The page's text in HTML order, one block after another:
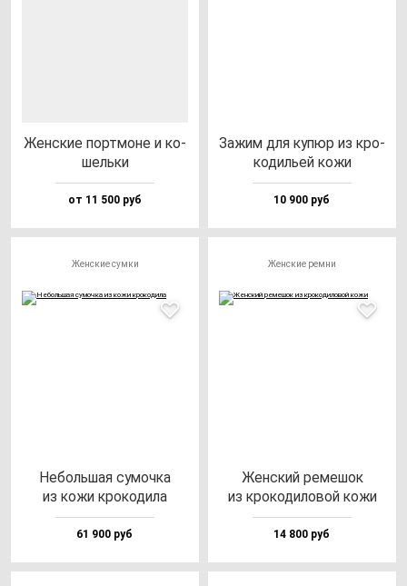
Жен­ские пор­тмо­не и ко­
шель­ки
от 11 500 руб
Зажим для ку­пюр из кро­
ко­дильей ко­жи
10 900 руб
Женские сумки
Неболь­шая су­моч­ка
из ко­жи кро­ко­ди­ла
61 900 руб
Женские ремни
Жен­ский ре­ме­шок
из кро­ко­ди­ло­вой ко­жи
14 800 руб